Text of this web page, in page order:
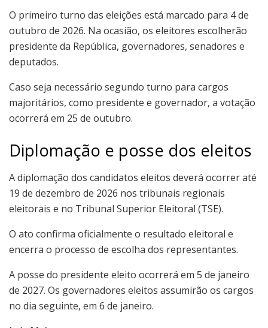
O primeiro turno das eleições está marcado para 4 de
outubro de 2026. Na ocasião, os eleitores escolherão
presidente da República, governadores, senadores e
deputados.
Caso seja necessário segundo turno para cargos
majoritários, como presidente e governador, a votação
ocorrerá em 25 de outubro.
Diplomação e posse dos eleitos
A diplomação dos candidatos eleitos deverá ocorrer até
19 de dezembro de 2026 nos tribunais regionais
eleitorais e no Tribunal Superior Eleitoral (TSE).
O ato confirma oficialmente o resultado eleitoral e
encerra o processo de escolha dos representantes.
A posse do presidente eleito ocorrerá em 5 de janeiro
de 2027. Os governadores eleitos assumirão os cargos
no dia seguinte, em 6 de janeiro.